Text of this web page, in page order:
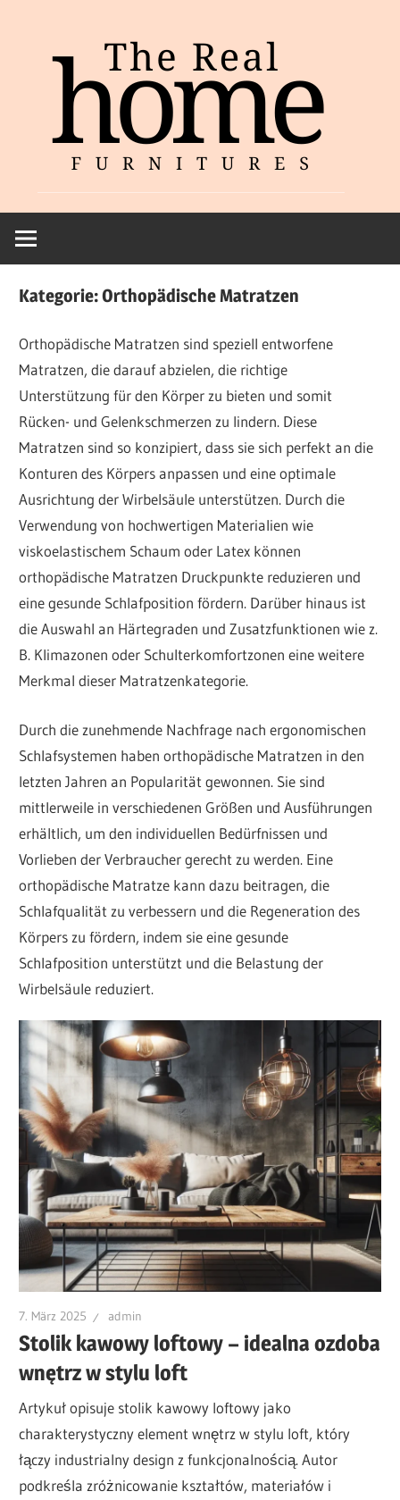
springen
Kategorie:Orthopädische Matratzen
Orthopädische Matratzen sind speziell entworfene
Matratzen, die darauf abzielen, die richtige
Unterstützung für den Körper zu bieten und somit
Rücken- und Gelenkschmerzen zu lindern. Diese
Matratzen sind so konzipiert, dass sie sich perfekt an die
Konturen des Körpers anpassen und eine optimale
Ausrichtung der Wirbelsäule unterstützen. Durch die
Verwendung von hochwertigen Materialien wie
viskoelastischem Schaum oder Latex können
orthopädische Matratzen Druckpunkte reduzieren und
eine gesunde Schlafposition fördern. Darüber hinaus ist
die Auswahl an Härtegraden und Zusatzfunktionen wie z.
B. Klimazonen oder Schulterkomfortzonen eine weitere
Merkmal dieser Matratzenkategorie.
Durch die zunehmende Nachfrage nach ergonomischen
Schlafsystemen haben orthopädische Matratzen in den
letzten Jahren an Popularität gewonnen. Sie sind
mittlerweile in verschiedenen Größen und Ausführungen
erhältlich, um den individuellen Bedürfnissen und
Vorlieben der Verbraucher gerecht zu werden. Eine
orthopädische Matratze kann dazu beitragen, die
Schlafqualität zu verbessern und die Regeneration des
Körpers zu fördern, indem sie eine gesunde
Schlafposition unterstützt und die Belastung der
Wirbelsäule reduziert.
7. März 2025 admin
Stolik kawowy loftowy – idealna ozdoba
wnętrz w stylu loft
Artykuł opisuje stolik kawowy loftowy jako
charakterystyczny element wnętrz w stylu loft, który
łączy industrialny design z funkcjonalnością. Autor
podkreśla zróżnicowanie kształtów, materiałów i